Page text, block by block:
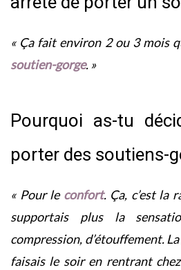
« Ça fait environ 2 ou 3 mois
soutien-gorge. »
Pourquoi as-tu
porter des soutiens-
« Pour le confort. Ça, c’est la
supportais plus la
compression, d’étouffement.
faisais le soir en rentrant chez